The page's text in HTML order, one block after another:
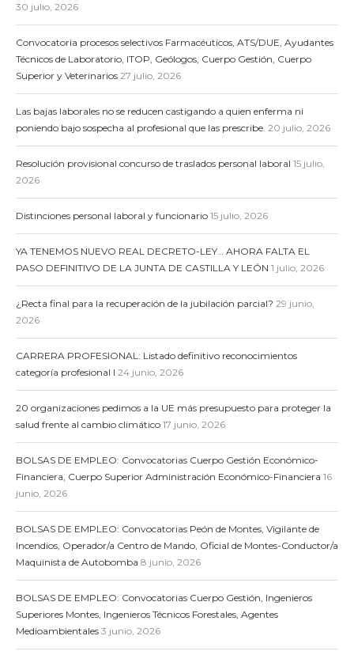
30 julio, 2026
Convocatoria procesos selectivos Farmacéuticos, ATS/DUE, Ayudantes
Técnicos de Laboratorio, ITOP, Geólogos, Cuerpo Gestión, Cuerpo
Superior y Veterinarios 27 julio, 2026
Las bajas laborales no se reducen castigando a quien enferma ni
poniendo bajo sospecha al profesional que las prescribe. 20 julio, 2026
Resolución provisional concurso de traslados personal laboral 15 julio,
2026
Distinciones personal laboral y funcionario 15 julio, 2026
YA TENEMOS NUEVO REAL DECRETO-LEY… AHORA FALTA EL
PASO DEFINITIVO DE LA JUNTA DE CASTILLA Y LEÓN 1 julio, 2026
¿Recta final para la recuperación de la jubilación parcial? 29 junio,
2026
CARRERA PROFESIONAL: Listado definitivo reconocimientos
categoría profesional I 24 junio, 2026
20 organizaciones pedimos a la UE más presupuesto para proteger la
salud frente al cambio climático 17 junio, 2026
BOLSAS DE EMPLEO: Convocatorias Cuerpo Gestión Económico-
Financiera, Cuerpo Superior Administración Económico-Financiera 16
junio, 2026
BOLSAS DE EMPLEO: Convocatorias Peón de Montes, Vigilante de
Incendios, Operador/a Centro de Mando, Oficial de Montes-Conductor/a
Maquinista de Autobomba 8 junio, 2026
BOLSAS DE EMPLEO: Convocatorias Cuerpo Gestión, Ingenieros
Superiores Montes, Ingenieros Técnicos Forestales, Agentes
Medioambientales 3 junio, 2026